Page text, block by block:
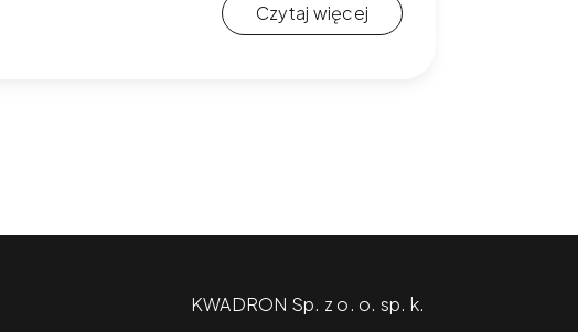
Czytaj więcej
KWADRON Sp. z o. o. sp. k.